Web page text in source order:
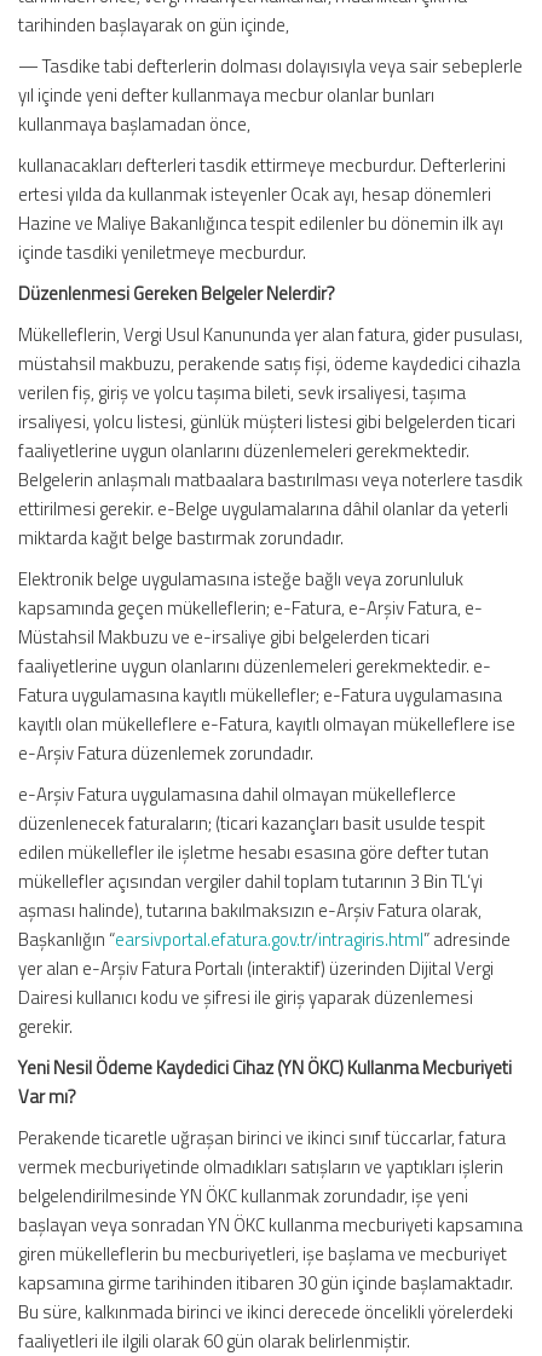
tarihinden başlayarak on gün içinde,
— Tasdike tabi defterlerin dolması dolayısıyla veya sair sebeplerle
yıl içinde yeni defter kullanmaya mecbur olanlar bunları
kullanmaya başlamadan önce,
kullanacakları defterleri tasdik ettirmeye mecburdur. Defterlerini
ertesi yılda da kullanmak isteyenler Ocak ayı, hesap dönemleri
Hazine ve Maliye Bakanlığınca tespit edilenler bu dönemin ilk ayı
içinde tasdiki yeniletmeye mecburdur.
Düzenlenmesi Gereken Belgeler Nelerdir?
Mükelleflerin, Vergi Usul Kanununda yer alan fatura, gider pusulası,
müstahsil makbuzu, perakende satış fişi, ödeme kaydedici cihazla
verilen fiş, giriş ve yolcu taşıma bileti, sevk irsaliyesi, taşıma
irsaliyesi, yolcu listesi, günlük müşteri listesi gibi belgelerden ticari
faaliyetlerine uygun olanlarını düzenlemeleri gerekmektedir.
Belgelerin anlaşmalı matbaalara bastırılması veya noterlere tasdik
ettirilmesi gerekir. e-Belge uygulamalarına dâhil olanlar da yeterli
miktarda kağıt belge bastırmak zorundadır.
Elektronik belge uygulamasına isteğe bağlı veya zorunluluk
kapsamında geçen mükelleflerin; e-Fatura, e-Arşiv Fatura, e-
Müstahsil Makbuzu ve e-irsaliye gibi belgelerden ticari
faaliyetlerine uygun olanlarını düzenlemeleri gerekmektedir. e-
Fatura uygulamasına kayıtlı mükellefler; e-Fatura uygulamasına
kayıtlı olan mükelleflere e-Fatura, kayıtlı olmayan mükelleflere ise
e-Arşiv Fatura düzenlemek zorundadır.
e-Arşiv Fatura uygulamasına dahil olmayan mükelleflerce
düzenlenecek faturaların; (ticari kazançları basit usulde tespit
edilen mükellefler ile işletme hesabı esasına göre defter tutan
mükellefler açısından vergiler dahil toplam tutarının 3 Bin TL’yi
aşması halinde), tutarına bakılmaksızın e-Arşiv Fatura olarak,
Başkanlığın “earsivportal.efatura.gov.tr/intragiris.html” adresinde
yer alan e-Arşiv Fatura Portalı (interaktif) üzerinden Dijital Vergi
Dairesi kullanıcı kodu ve şifresi ile giriş yaparak düzenlemesi
gerekir.
Yeni Nesil Ödeme Kaydedici Cihaz (YN ÖKC) Kullanma Mecburiyeti
Var mı?
Perakende ticaretle uğraşan birinci ve ikinci sınıf tüccarlar, fatura
vermek mecburiyetinde olmadıkları satışların ve yaptıkları işlerin
belgelendirilmesinde YN ÖKC kullanmak zorundadır, işe yeni
başlayan veya sonradan YN ÖKC kullanma mecburiyeti kapsamına
giren mükelleflerin bu mecburiyetleri, işe başlama ve mecburiyet
kapsamına girme tarihinden itibaren 30 gün içinde başlamaktadır.
Bu süre, kalkınmada birinci ve ikinci derecede öncelikli yörelerdeki
faaliyetleri ile ilgili olarak 60 gün olarak belirlenmiştir.